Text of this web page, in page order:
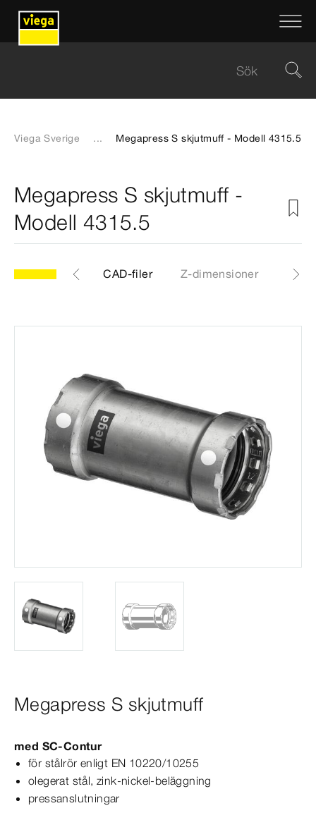
Viega Sverige ... Megapress S skjutmuff - Modell 4315.5
Megapress S skjutmuff -
Modell 4315.5
Artiklar CAD-filer Z-dimensioner
Megapress S skjutmuff
med SC‑Contur
för stålrör enligt EN 10220/10255
olegerat stål, zink-​nickel-​beläggning
pressanslutningar